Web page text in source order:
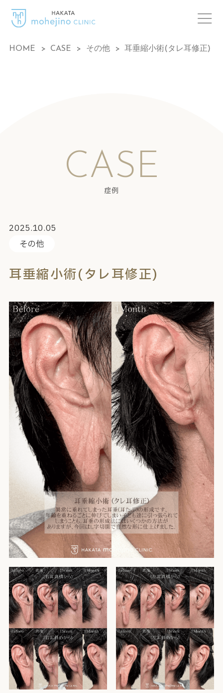
HOME > CASE > その他 > 耳垂縮小術(タレ耳修正)
CASE
症例
2025.10.05
その他
耳垂縮小術(タレ耳修正)